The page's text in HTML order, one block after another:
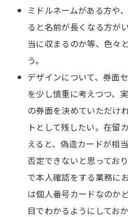
ミドルネームがある方や
ると名前が長くなる方が
当に収まるのか等、色々
う。
デザインについて、券面
を少し慎重に考えつつ、
の券面を決めていただけ
トとして残したい。在留
えると、偽造カードが相
否定できないと思ってお
で本人確認をする業務に
は個人番号カードなのか
目でわかるようにしてお